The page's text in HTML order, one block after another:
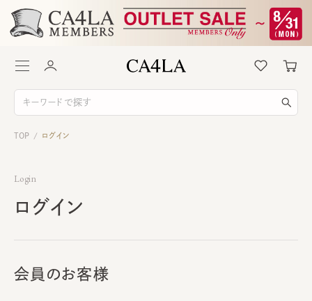
TOP / ログイン
Login
ログイン
会員のお客様